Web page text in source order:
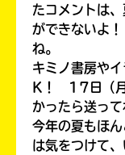
たコメントは
ができないよ
ね。
キミノ書房や
K！ 17日（月
かったら送って
今年の夏もほ
は気をつけて